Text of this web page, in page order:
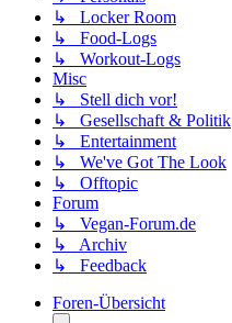
↳ Locker Room
↳ Food-Logs
↳ Workout-Logs
Misc
↳ Stell dich vor!
↳ Gesellschaft & Politik
↳ Entertainment
↳ We've Got The Look
↳ Offtopic
Forum
↳ Vegan-Forum.de
↳ Archiv
↳ Feedback
Foren-Übersicht